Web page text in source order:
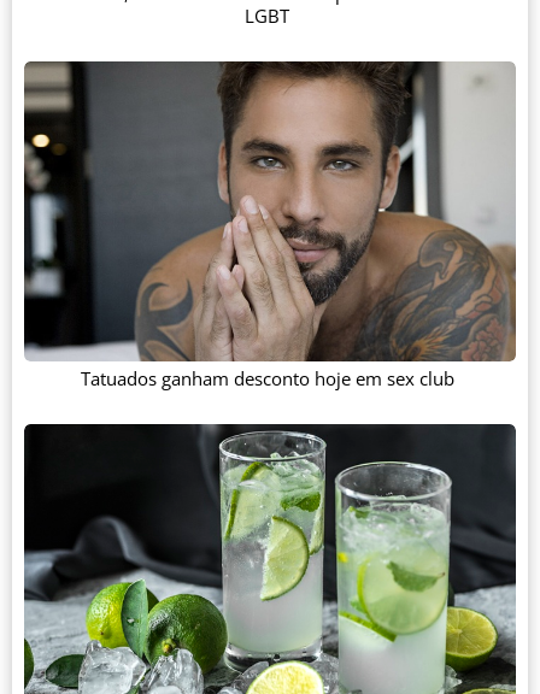
LGBT
Tatuados ganham desconto hoje em sex club